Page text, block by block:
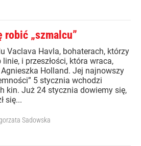
robić „szmalcu”
Vaclava Havla, bohaterach, którzy
i przeszłości, która wraca,
Holland. Jej najnowszy
5 stycznia wchodzi
kin. Już 24 stycznia dowiemy się,
się...
Sadowska